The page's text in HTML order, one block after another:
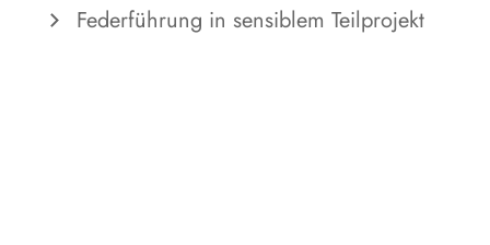
Federführung in sensiblem Teilprojekt